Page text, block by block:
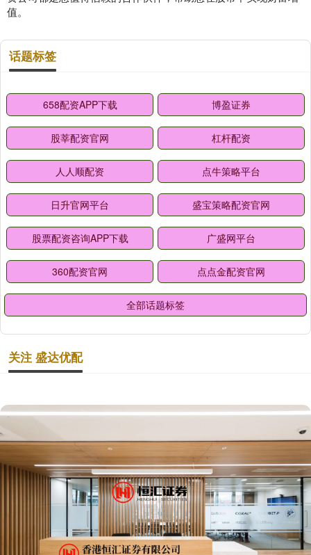
值。
话题标签
658配资APP下载 博盈证券
股莘配资官网 杠杆配资
人人顺配资 点牛策略平台
日升官网平台 盛宝策略配资官网
股票配资咨询APP下载 广盛网平台
360配资官网 点点金配资官网
全部话题标签
关注 盛达优配